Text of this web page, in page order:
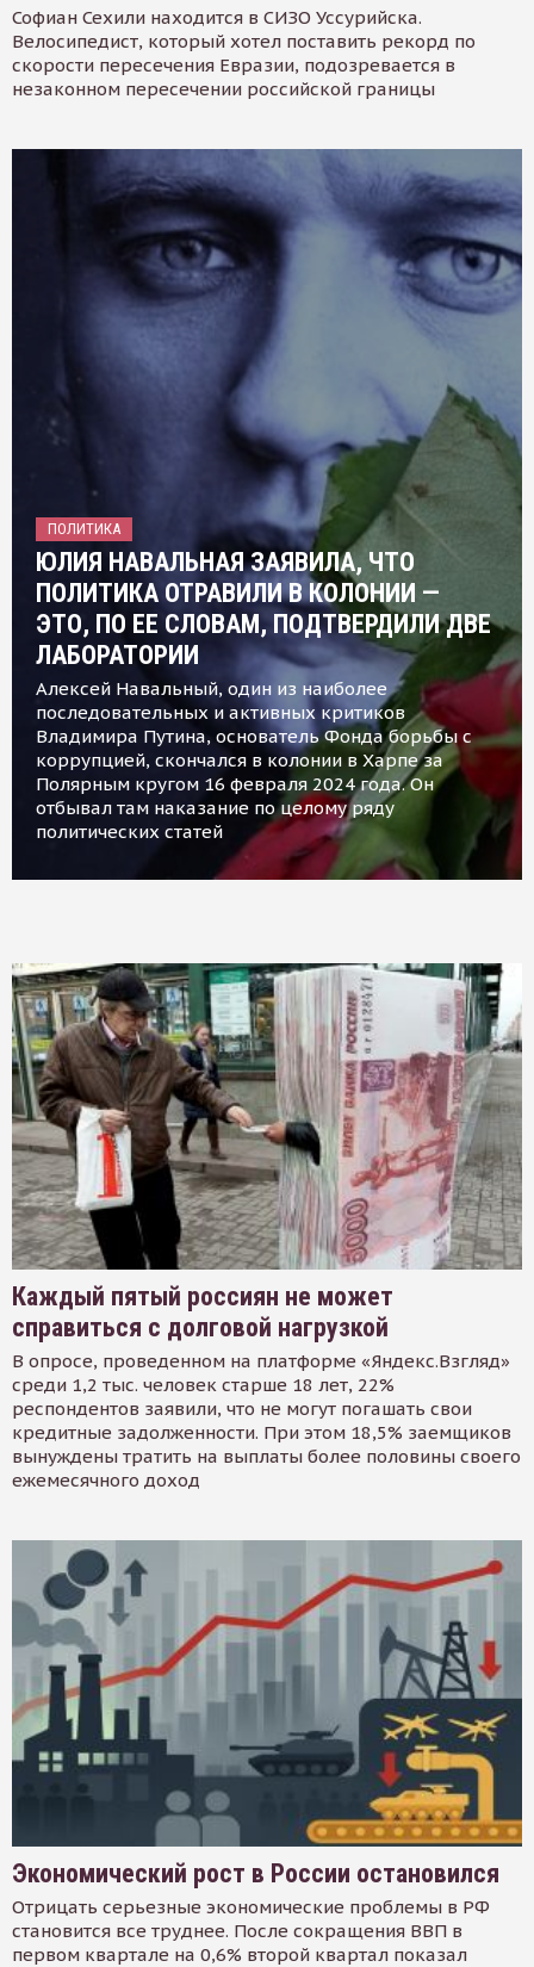
Софиан Сехили находится в СИЗО Уссурийска.
Велосипедист, который хотел поставить рекорд по
скорости пересечения Евразии, подозревается в
незаконном пересечении российской границы
ПОЛИТИКА
ЮЛИЯ НАВАЛЬНАЯ ЗАЯВИЛА, ЧТО
ПОЛИТИКА ОТРАВИЛИ В КОЛОНИИ —
ЭТО, ПО ЕЕ СЛОВАМ, ПОДТВЕРДИЛИ ДВЕ
ЛАБОРАТОРИИ
Алексей Навальный, один из наиболее
последовательных и активных критиков
Владимира Путина, основатель Фонда борьбы с
коррупцией, скончался в колонии в Харпе за
Полярным кругом 16 февраля 2024 года. Он
отбывал там наказание по целому ряду
политических статей
Каждый пятый россиян не может
справиться с долговой нагрузкой
В опросе, проведенном на платформе «Яндекс.Взгляд»
среди 1,2 тыс. человек старше 18 лет, 22%
респондентов заявили, что не могут погашать свои
кредитные задолженности. При этом 18,5% заемщиков
вынуждены тратить на выплаты более половины своего
ежемесячного доход
Экономический рост в России остановился
Отрицать серьезные экономические проблемы в РФ
становится все труднее. После сокращения ВВП в
первом квартале на 0,6% второй квартал показал